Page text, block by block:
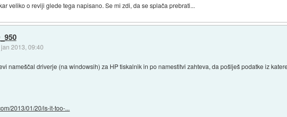
veliko o reviji glede tega napisano. Se mi zdi, da se splača prebrati...
2013, 09:40
nameščal driverje (na windowsih) za HP tiskalnik in po namestitvi zahteva, da pošlješ podatke iz
2013/01/20/is-it-too-...